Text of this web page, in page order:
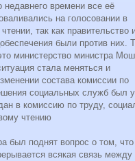
недавнего времени все её
на голосовании в
так как правительство
были против них.
министерство министра
стала меняться и
состава комиссии по
социальных служб был
в комиссию по труду,
чтению.
был поднят вопрос о том,
всякая связь